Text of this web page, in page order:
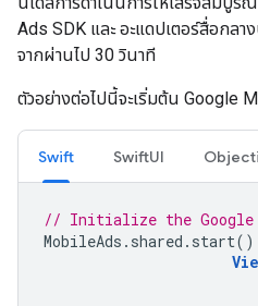
Ads SDK และ อะแดปเตอร์สื่อกลา
จากผ่านไป 30 วินาที
ตัวอย่างต่อไปนี้จะเริ่มต้น Google
Swift SwiftUI
// Initialize the Google
MobileAds . shared . start()